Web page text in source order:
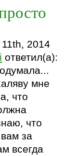
11th, 2014
ответил(а):
мне
что
что
за
всегда